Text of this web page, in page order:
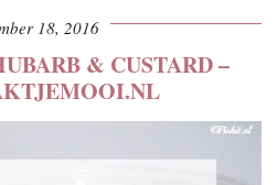
18, 2016
& CUSTARD –